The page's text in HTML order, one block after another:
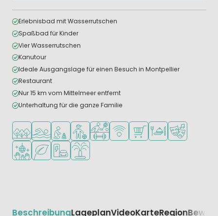
Erlebnisbad mit Wasserrutschen
Spaßbad für Kinder
Vier Wasserrutschen
Kanutour
Ideale Ausgangslage für einen Besuch in Montpellier
Restaurant
Nur 15 km vom Mittelmeer entfernt
Unterhaltung für die ganze Familie
In waldreicher Umgebung
FreibadEmpfohlen für kleine Kinder
Empfohlen für Teenager
Viele Sportmöglichkeiten
WLAN verfügbar
Supermarkt/Laden
Restaurant oder
DiskothekGrüne LageLadestation für E-Autos
Wasserspielplatz
BeschreibungLageplanVideoKarteRegion